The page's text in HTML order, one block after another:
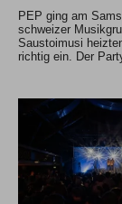
PEP ging am
schweizer
Saustoimusi
richtig ein. Der